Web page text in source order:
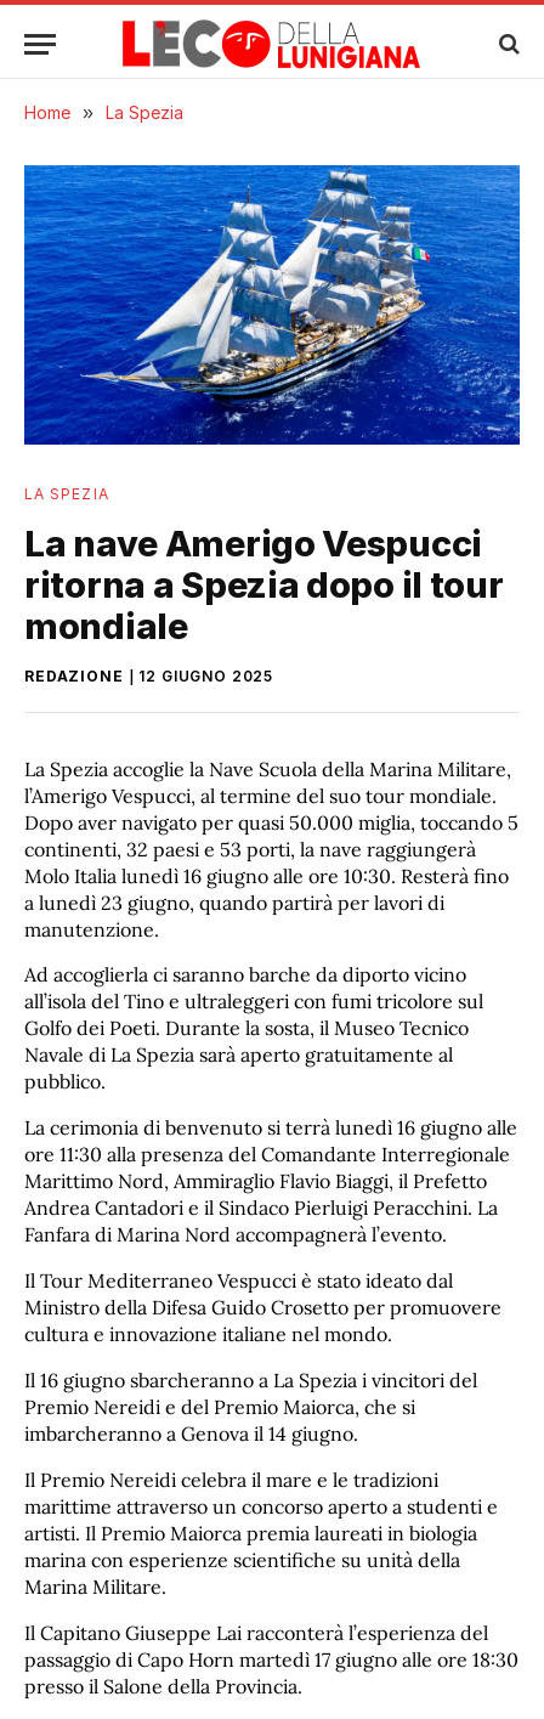
Home » La Spezia
LA SPEZIA
La nave Amerigo Vespucci
ritorna a Spezia dopo il tour
mondiale
REDAZIONE 12 GIUGNO 2025
La Spezia accoglie la Nave Scuola della Marina Militare,
l’Amerigo Vespucci, al termine del suo tour mondiale.
Dopo aver navigato per quasi 50.000 miglia, toccando 5
continenti, 32 paesi e 53 porti, la nave raggiungerà
Molo Italia lunedì 16 giugno alle ore 10:30. Resterà fino
a lunedì 23 giugno, quando partirà per lavori di
manutenzione.
Ad accoglierla ci saranno barche da diporto vicino
all’isola del Tino e ultraleggeri con fumi tricolore sul
Golfo dei Poeti. Durante la sosta, il Museo Tecnico
Navale di La Spezia sarà aperto gratuitamente al
pubblico.
La cerimonia di benvenuto si terrà lunedì 16 giugno alle
ore 11:30 alla presenza del Comandante Interregionale
Marittimo Nord, Ammiraglio Flavio Biaggi, il Prefetto
Andrea Cantadori e il Sindaco Pierluigi Peracchini. La
Fanfara di Marina Nord accompagnerà l’evento.
Il Tour Mediterraneo Vespucci è stato ideato dal
Ministro della Difesa Guido Crosetto per promuovere
cultura e innovazione italiane nel mondo.
Il 16 giugno sbarcheranno a La Spezia i vincitori del
Premio Nereidi e del Premio Maiorca, che si
imbarcheranno a Genova il 14 giugno.
Il Premio Nereidi celebra il mare e le tradizioni
marittime attraverso un concorso aperto a studenti e
artisti. Il Premio Maiorca premia laureati in biologia
marina con esperienze scientifiche su unità della
Marina Militare.
Il Capitano Giuseppe Lai racconterà l’esperienza del
passaggio di Capo Horn martedì 17 giugno alle ore 18:30
presso il Salone della Provincia.